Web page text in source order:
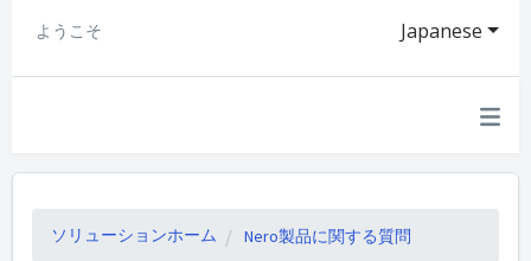
Japanese
ようこそ
ソリューションホーム Nero製品に関する質問